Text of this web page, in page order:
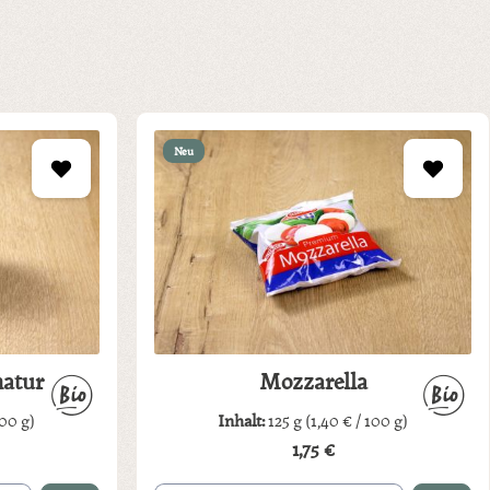
g)
Neu
Mozzarella
Inhalt:125 g(1,40 € / 100 g)
Regulärer Preis:
1,75 €